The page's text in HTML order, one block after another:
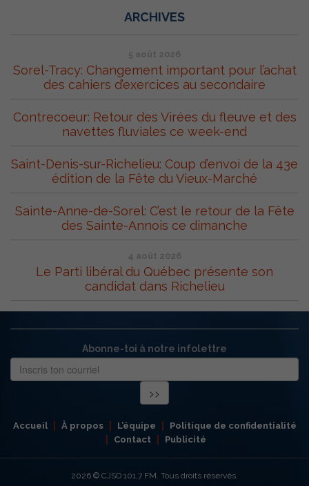
ARCHIVES
5 août 2026
Sorel-Tracy: Changement important pour l’achat
des cahiers d’exercices au secondaire
Contrecoeur: Retour des Virées du fleuve et des
navettes fluviales ce week-end
Saint-Denis-sur-Richelieu: Coup d’envoi de la 43e
édition de la Fête du Vieux-Marché
Sainte-Anne-de-Sorel: C’est le retour de la Fête
des Sainte-Annois ce dimanche
4 août 2026
Le Parti libéral du Québec présente son
candidat dans Richelieu
Abonne-toi à notre infolettre
Accueil À propos L’équipe
Politique de confidentialité
Contact
Publicité
2026 © CJSO 101,7 FM. Tous droits réservés.